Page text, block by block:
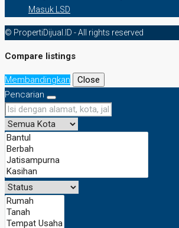
Masuk LSD
© PropertiDijual.ID - All rights reserved
Compare listings
Membandingkan
Close
Pencarian